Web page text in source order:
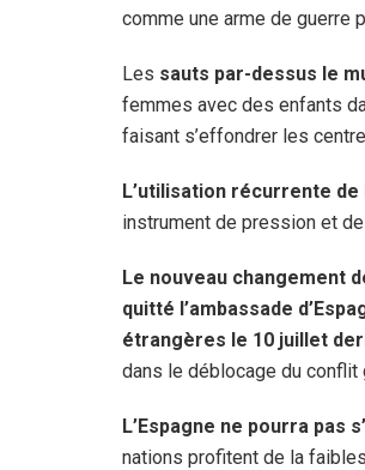
comme une arme de guerre
Les sauts par-dessus le
femmes avec des enfants
faisant s’effondrer les
L’utilisation récurrente
instrument de pression et
Le nouveau changement
quitté l’ambassade
étrangères le 10 juillet
dans le déblocage du conflit
L’Espagne ne pourra pas
nations profitent de la